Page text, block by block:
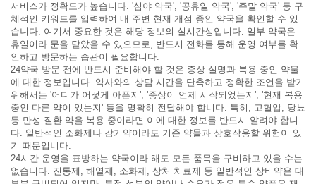
서비스가 정확도가 높습니다. '심야 약국', '공휴일 약국', '주말 약국' 등 구
체적인 키워드를 입력하여 내 주변 현재 개점 중인 약국을 확인할 수 있
습니다. 여기서 중요한 것은 해당 정보의 실시간성입니다. 일부 약국은
휴일이라 문을 닫았을 수 있으므로, 반드시 전화를 통해 운영 여부를 확
인하고 방문하는 습관이 필요합니다.
24약국 방문 전에 반드시 준비해야 할 것은 증상 설명과 복용 중인 약물
에 대한 정보입니다. 약사와의 상담 시간을 단축하고 정확한 조언을 받기
위해서는 '어디가 어떻게 아픈지', '증상이 언제 시작되었는지', '현재 복용
중인 다른 약이 있는지' 등을 명확히 전달해야 합니다. 특히, 고혈압, 당뇨
등 만성 질환 약을 복용 중이라면 이에 대한 정보를 반드시 알려야 합니
다. 일반적인 소화제나 감기약이라도 기존 약물과 상호작용할 위험이 있
기 때문입니다.
24시간 운영을 표방하는 약국이라 해도 모든 품목을 구비하고 있을 수는
없습니다. 진통제, 해열제, 소화제, 상처 치료제 등 일반적인 상비약은 대